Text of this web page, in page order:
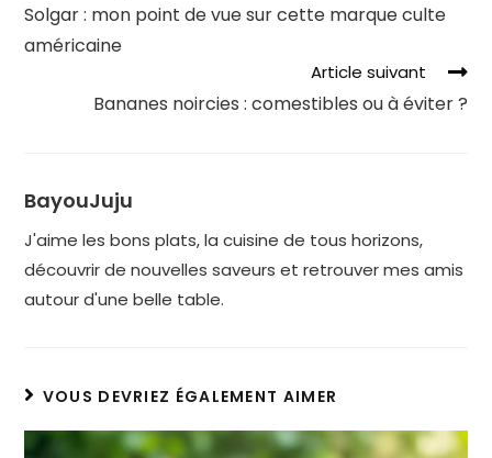
Solgar : mon point de vue sur cette marque culte
américaine
Article suivant
Bananes noircies : comestibles ou à éviter ?
BayouJuju
J'aime les bons plats, la cuisine de tous horizons,
découvrir de nouvelles saveurs et retrouver mes amis
autour d'une belle table.
VOUS DEVRIEZ ÉGALEMENT AIMER